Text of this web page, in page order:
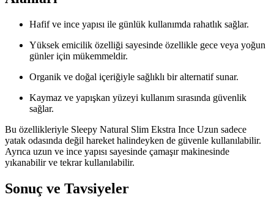
Hafif ve ince yapısı ile günlük kullanımda rahatlık sağlar.
Yüksek emicilik özelliği sayesinde özellikle gece veya yoğun
günler için mükemmeldir.
Organik ve doğal içeriğiyle sağlıklı bir alternatif sunar.
Kaymaz ve yapışkan yüzeyi kullanım sırasında güvenlik
sağlar.
Bu özellikleriyle Sleepy Natural Slim Ekstra Ince Uzun sadece
yatak odasında değil hareket halindeyken de güvenle kullanılabilir.
Ayrıca uzun ve ince yapısı sayesinde çamaşır makinesinde
yıkanabilir ve tekrar kullanılabilir.
Sonuç ve Tavsiyeler